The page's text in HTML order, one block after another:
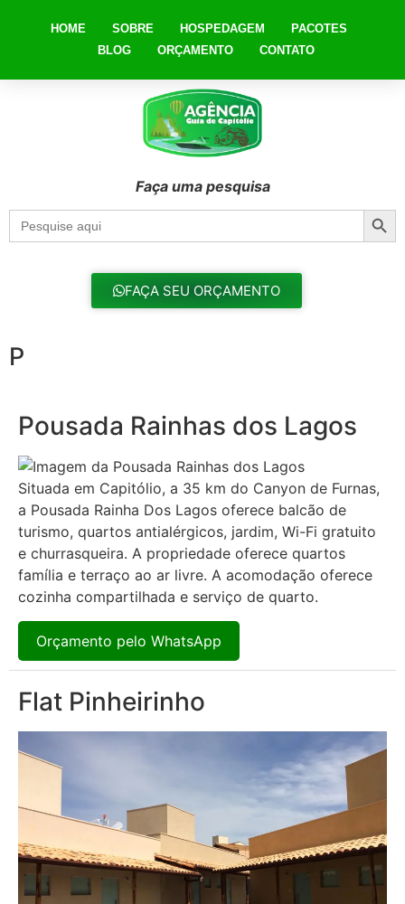
HOME SOBRE HOSPEDAGEM
PACOTES
BLOG
ORÇAMENTO CONTATO
Faça uma pesquisa
Search
for:
FAÇA SEU ORÇAMENTO
P
Pousada Rainhas dos Lagos
Situada em Capitólio, a 35 km do Canyon de Furnas,
a Pousada Rainha Dos Lagos oferece balcão de
turismo, quartos antialérgicos, jardim, Wi-Fi gratuito
e churrasqueira. A propriedade oferece quartos
família e terraço ao ar livre. A acomodação oferece
cozinha compartilhada e serviço de quarto.
Orçamento pelo WhatsApp
Flat Pinheirinho